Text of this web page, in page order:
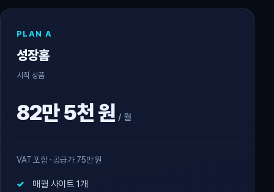
PLAN A
성장홈
시작 상품
82만 5천 원 / 월
VAT 포함 · 공급가 75만 원
매월 사이트 1개